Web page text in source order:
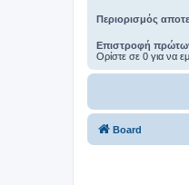
Περιορισμός
Επιστροφή
Ορίστε σε 0 για να
Board